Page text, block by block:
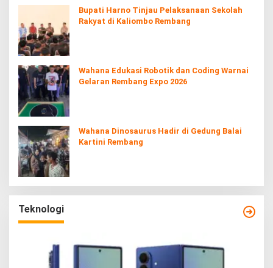
Bupati Harno Tinjau Pelaksanaan Sekolah
Rakyat di Kaliombo Rembang
Wahana Edukasi Robotik dan Coding Warnai
Gelaran Rembang Expo 2026
Wahana Dinosaurus Hadir di Gedung Balai
Kartini Rembang
Teknologi